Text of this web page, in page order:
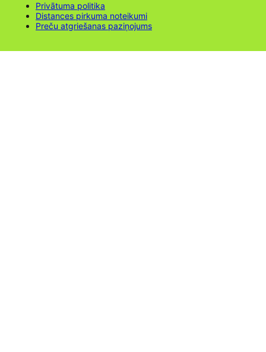
Privātuma politika
Distances pirkuma noteikumi
Preču atgriešanas paziņojums